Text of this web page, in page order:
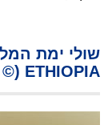
שולי ימת
ETHIOPIA (© ד"ר ענת אביטל)